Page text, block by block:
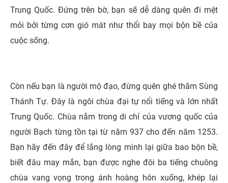
Trung Quốc. Đứng trên bờ, bạn sẽ dễ dàng quên đi mệt
mỏi bởi từng cơn gió mát như thổi bay mọi bộn bề của
cuộc sống.
Còn nếu bạn là người mộ đạo, đừng quên ghé thăm Sùng
Thánh Tự. Đây là ngôi chùa đại tự nổi tiếng và lớn nhất
Trung Quốc. Chùa nằm trong di chỉ của vương quốc của
người Bạch từng tồn tại từ năm 937 cho đến năm 1253.
Bạn hãy đến đây để lắng lòng mình lại giữa bao bộn bề,
biết đâu may mắn, bạn được nghe đôi ba tiếng chuông
chùa vang vọng trong ánh hoàng hôn xuống, khép lại